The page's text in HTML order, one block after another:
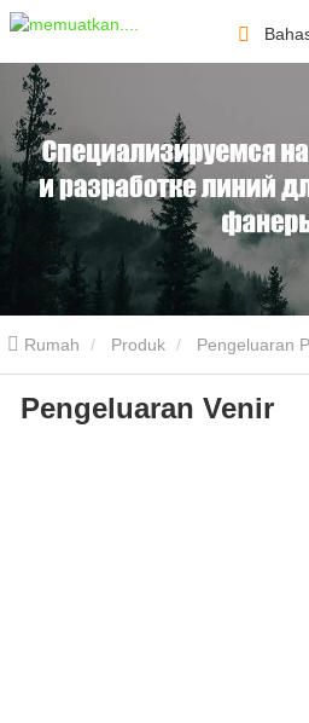
Rumah Produk Pengeluaran
Venir
Pengeluaran Venir